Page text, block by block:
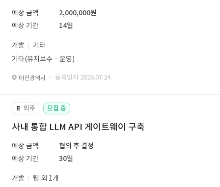
예상 금액
2,000,000원
예상 기간
14일
개발
기타
기타(유지보수ㆍ운영)
대전광역시 · 등록일자 2026.07.24.
📔 외주 모집 중
사내 통합 LLM API 게이트웨이 구축
예상 금액
협의 후 결정
예상 기간
30일
개발
웹 외 1개